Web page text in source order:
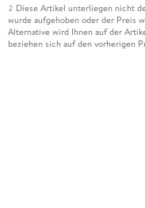
2 Diese Artikel unterliegen nicht
wurde aufgehoben oder der Preis
Alternative wird Ihnen auf der
beziehen sich auf den vorherigen